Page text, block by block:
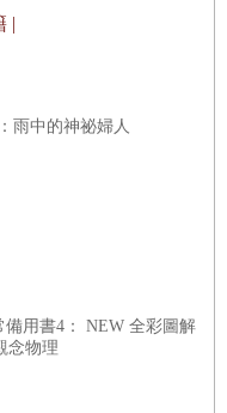
|
雨中的神祕婦人
用書4： NEW 全彩圖解
念物理